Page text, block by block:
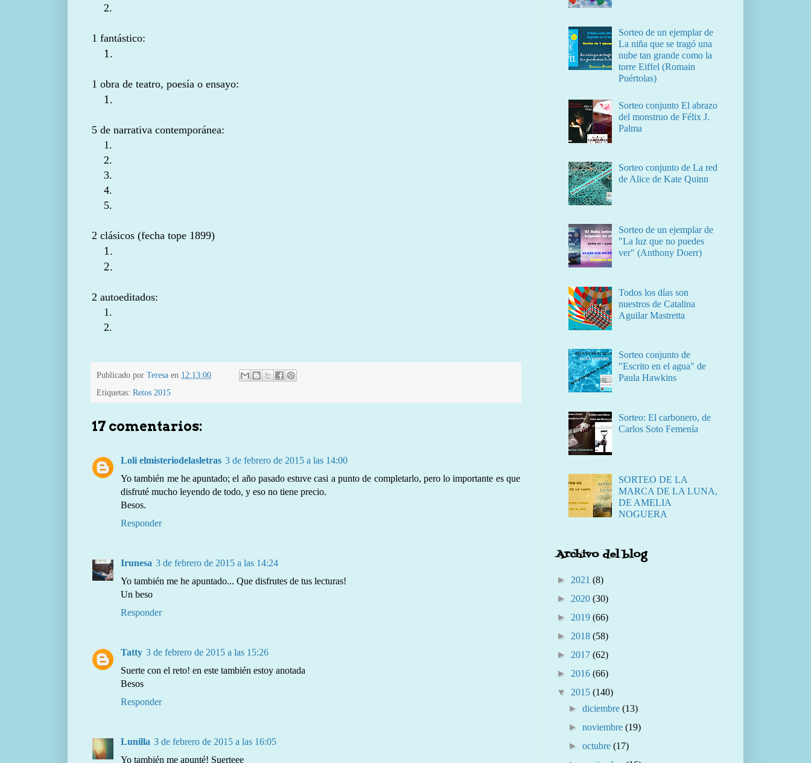
2.
1 fantástico:
1.
1 obra de teatro, poesía o ensayo:
1.
5 de narrativa contemporánea:
1.
2.
3.
4.
5.
2 clásicos (fecha tope 1899)
1.
2.
2 autoeditados:
1.
2.
Publicado por Teresa en 12:13:00
Etiquetas: Retos 2015
17 comentarios:
Loli elmisteriodelasletras 3 de febrero de 2015 a las 14:00
Yo también me he apuntado; el año pasado estuve casi a punto de completarlo, pero lo importante es que
disfruté mucho leyendo de todo, y eso no tiene precio.
Besos.
Responder
Irunesa 3 de febrero de 2015 a las 14:24
Yo también me he apuntado... Que disfrutes de tus lecturas!
Un beso
Responder
Tatty 3 de febrero de 2015 a las 15:26
Suerte con el reto! en este también estoy anotada
Besos
Responder
Lunilla 3 de febrero de 2015 a las 16:05
Yo también me apunté! Suerteee
Sorteo de un ejemplar de
La niña que se tragó una
nube tan grande como la
torre Eiffel (Romain
Puértolas)
Sorteo conjunto El abrazo
del monstruo de Félix J.
Palma
Sorteo conjunto de La red
de Alice de Kate Quinn
Sorteo de un ejemplar de
"La luz que no puedes
ver" (Anthony Doerr)
Todos los días son
nuestros de Catalina
Aguilar Mastretta
Sorteo conjunto de
"Escrito en el agua" de
Paula Hawkins
Sorteo: El carbonero, de
Carlos Soto Femenía
SORTEO DE LA
MARCA DE LA LUNA,
DE AMELIA
NOGUERA
Archivo del blog
► 2021 (8)
► 2020 (30)
► 2019 (66)
► 2018 (58)
► 2017 (62)
► 2016 (66)
▼ 2015 (140)
►diciembre(13)
►noviembre(19)
►octubre(17)